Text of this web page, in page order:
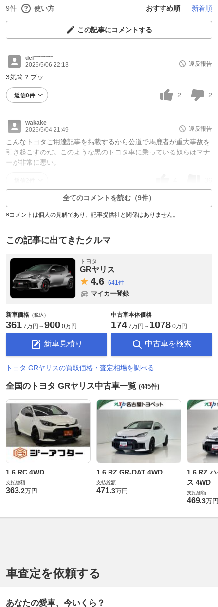
9件 使い方 おすすめ順 新着順
この記事にコメントする
del********
2026/5/06 22:13
違反報告
3気筒？プッ
返信0件 2 2
wakake
2026/5/04 21:49
違反報告
こんなトヨタご用達記事を掲載するから公道で馬鹿者が重大事故を
引き起こすのだ。このような黒のトヨタ車に乗っている奴らはマナ
ーが非常に悪い。
全てのコメントを読む（9件）
※コメントは個人の見解であり、記事提供社と関係はありません。
この記事に出てきたクルマ
トヨタ
GRヤリス
4.6 641件
マイカー登録
新車価格 （税込）
361.7万円 ～900.0万円
新車見積り
中古車本体価格
174.7万円 ～ 1078.0万円
中古車を検索
トヨタ GRヤリスの買取価格・査定相場を調べる
全国のトヨタ GRヤリス中古車一覧 (445件)
1.6 RC 4WD
支払総額
363.2万円
1.6 RZ GR-DAT 4WD
支払総額
471.3万円
1.6 RZ
ス 4WD
支払総額
469.3万円
車査定を依頼する
あなたの愛車、今いくら？